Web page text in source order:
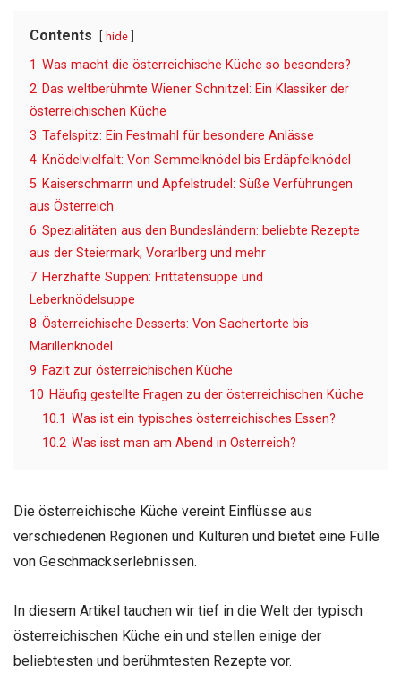
Contents hide
1 Was macht die österreichische Küche so besonders?
2 Das weltberühmte Wiener Schnitzel: Ein Klassiker der
österreichischen Küche
3 Tafelspitz: Ein Festmahl für besondere Anlässe
4 Knödelvielfalt: Von Semmelknödel bis Erdäpfelknödel
5 Kaiserschmarrn und Apfelstrudel: Süße Verführungen
aus Österreich
6 Spezialitäten aus den Bundesländern: beliebte Rezepte
aus der Steiermark, Vorarlberg und mehr
7 Herzhafte Suppen: Frittatensuppe und
Leberknödelsuppe
8 Österreichische Desserts: Von Sachertorte bis
Marillenknödel
9 Fazit zur österreichischen Küche
10 Häufig gestellte Fragen zu der österreichischen Küche
10.1 Was ist ein typisches österreichisches Essen?
10.2 Was isst man am Abend in Österreich?
Die österreichische Küche vereint Einflüsse aus
verschiedenen Regionen und Kulturen und bietet eine Fülle
von Geschmackserlebnissen.
In diesem Artikel tauchen wir tief in die Welt der typisch
österreichischen Küche ein und stellen einige der
beliebtesten und berühmtesten Rezepte vor.